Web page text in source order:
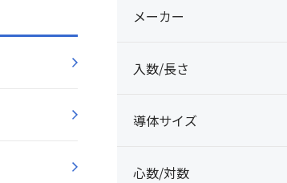
メーカー
入数/長さ
導体サイズ
心数/対数